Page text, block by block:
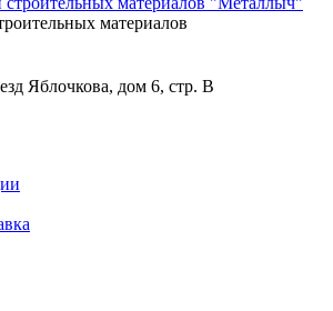
материалов
Яблочкова, дом 6, стр. В